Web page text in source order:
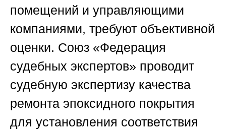
помещений и управляющими
компаниями, требуют объективной
оценки. Союз «Федерация
судебных экспертов» проводит
судебную экспертизу качества
ремонта эпоксидного покрытия
для установления соответствия